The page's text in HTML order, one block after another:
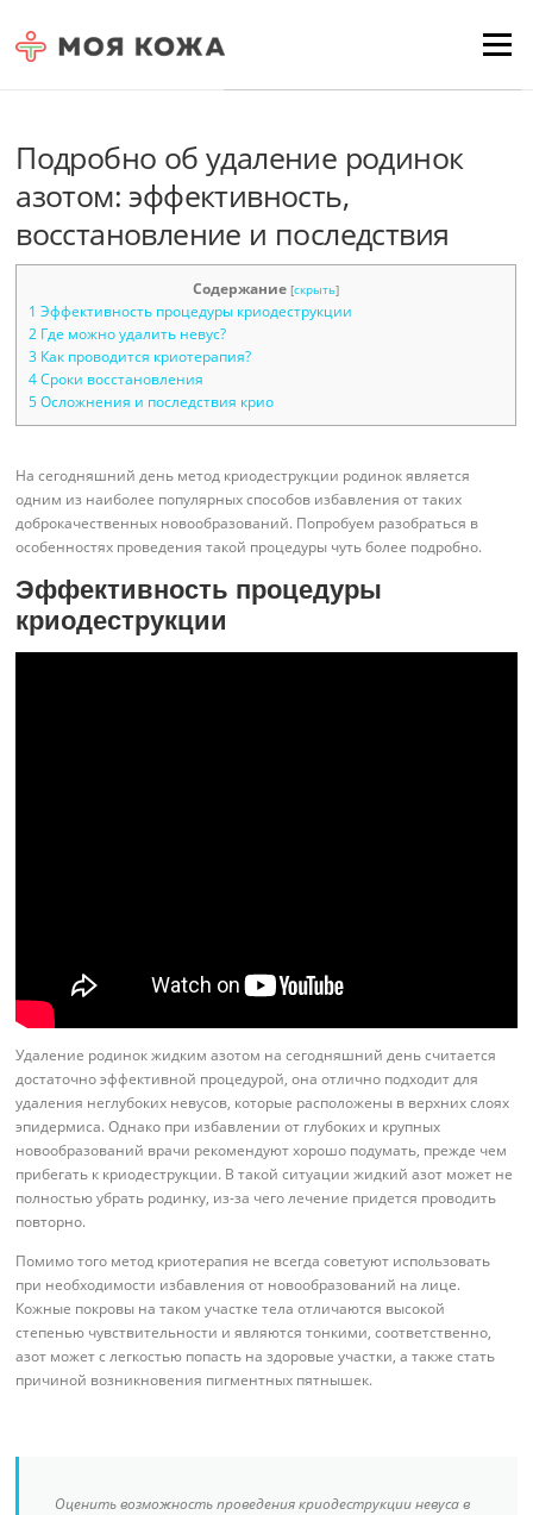
Menu
Подробно об удаление родинок
азотом: эффективность,
восстановление и последствия
Содержание [скрыть]
1 Эффективность процедуры криодеструкции
2 Где можно удалить невус?
3 Как проводится криотерапия?
4 Сроки восстановления
5 Осложнения и последствия крио
На сегодняшний день метод криодеструкции родинок является
одним из наиболее популярных способов избавления от таких
доброкачественных новообразований. Попробуем разобраться в
особенностях проведения такой процедуры чуть более подробно.
Эффективность процедуры
криодеструкции
Удаление родинок жидким азотом на сегодняшний день считается
достаточно эффективной процедурой, она отлично подходит для
удаления неглубоких невусов, которые расположены в верхних слоях
эпидермиса. Однако при избавлении от глубоких и крупных
новообразований врачи рекомендуют хорошо подумать, прежде чем
прибегать к криодеструкции. В такой ситуации жидкий азот может не
полностью убрать родинку, из-за чего лечение придется проводить
повторно.
Помимо того метод криотерапия не всегда советуют использовать
при необходимости избавления от новообразований на лице.
Кожные покровы на таком участке тела отличаются высокой
степенью чувствительности и являются тонкими, соответственно,
азот может с легкостью попасть на здоровые участки, а также стать
причиной возникновения пигментных пятнышек.
Оценить возможность проведения криодеструкции невуса в
Для любых предложений по